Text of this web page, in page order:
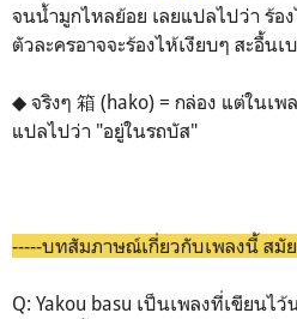
จนน้ำมูกไหลย้อย เลยแปลไปว่า ร้อ
ตัวละครอาจจะร้องไห้เงียบๆ สะอื้นเ
◆ จริงๆ 箱 (hako) = กล่อง แต่ในเพ
แปลไปว่า "อยู่ในรถบัส"
-----บทสัมภาษณ์เกี่ยวกับเพลงนี้ สมั
Q: Yakou basu เป็นเพลงที่เขียนไ